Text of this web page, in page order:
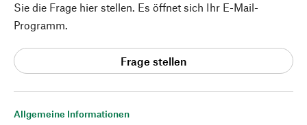
Allgemeine Informationen
Sie die Frage hier stellen. Es öffnet sich Ihr E-Mail-
Programm.
Frage stellen